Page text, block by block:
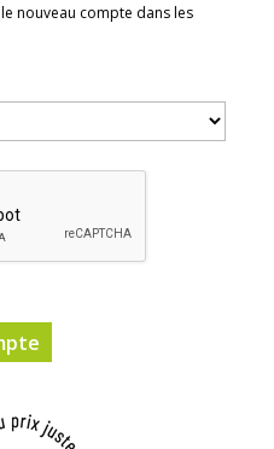
nouveau compte dans les